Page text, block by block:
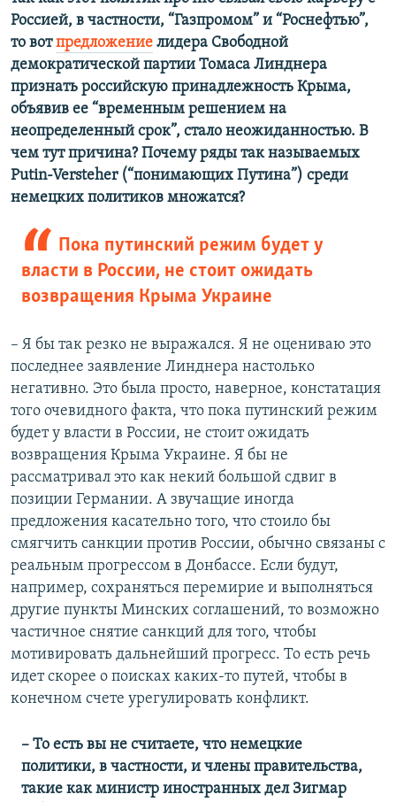
Россией, в частности, “Газпромом” и “Роснефтью”,
то вотпредложение лидера Свободной
демократической партии Томаса Линднера
признать российскую принадлежность Крыма,
объявив ее “временным решением на
неопределенный срок”, стало неожиданностью. В
чем тут причина? Почему ряды так называемых
Putin-Versteher (“понимающих Путина”) среди
немецких политиков множатся?
Пока путинский режим будет у
власти в России, не стоит ожидать
возвращения Крыма Украине
– Я бы так резко не выражался. Я не оцениваю это
последнее заявление Линднера настолько
негативно. Это была просто, наверное, констатация
того очевидного факта, что пока путинский режим
будет у власти в России, не стоит ожидать
возвращения Крыма Украине. Я бы не
рассматривал это как некий большой сдвиг в
позиции Германии. А звучащие иногда
предложения касательно того, что стоило бы
смягчить санкции против России, обычно связаны с
реальным прогрессом в Донбассе. Если будут,
например, сохраняться перемирие и выполняться
другие пункты Минских соглашений, то возможно
частичное снятие санкций для того, чтобы
мотивировать дальнейший прогресс. То есть речь
идет скорее о поисках каких-то путей, чтобы в
конечном счете урегулировать конфликт.
– То есть вы не считаете, что немецкие
политики, в частности, и члены правительства,
такие как министр иностранных дел Зигмар